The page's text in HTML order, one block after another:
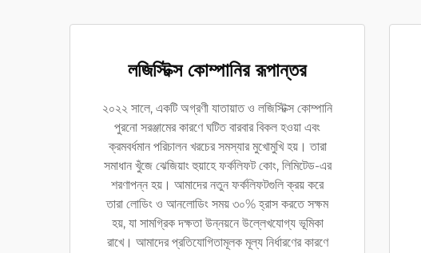
লজিস্টিক্স কোম্পানির রূপান্তর
২০২২ সালে, একটি অগ্রণী যাতায়াত ও লজিস্টিক্স কোম্পানি
পুরনো সরঞ্জামের কারণে ঘটিত বারবার বিকল হওয়া এবং
ক্রমবর্ধমান পরিচালন খরচের সমস্যার মুখোমুখি হয়। তারা
সমাধান খুঁজে ঝেজিয়াং হুয়াহে ফর্কলিফট কোং, লিমিটেড-এর
শরণাপন্ন হয়। আমাদের নতুন ফর্কলিফটগুলি ক্রয় করে
তারা লোডিং ও আনলোডিং সময় ৩০% হ্রাস করতে সক্ষম
হয়, যা সামগ্রিক দক্ষতা উন্নয়নে উল্লেখযোগ্য ভূমিকা
রাখে। আমাদের প্রতিযোগিতামূলক মূল্য নির্ধারণের কারণে